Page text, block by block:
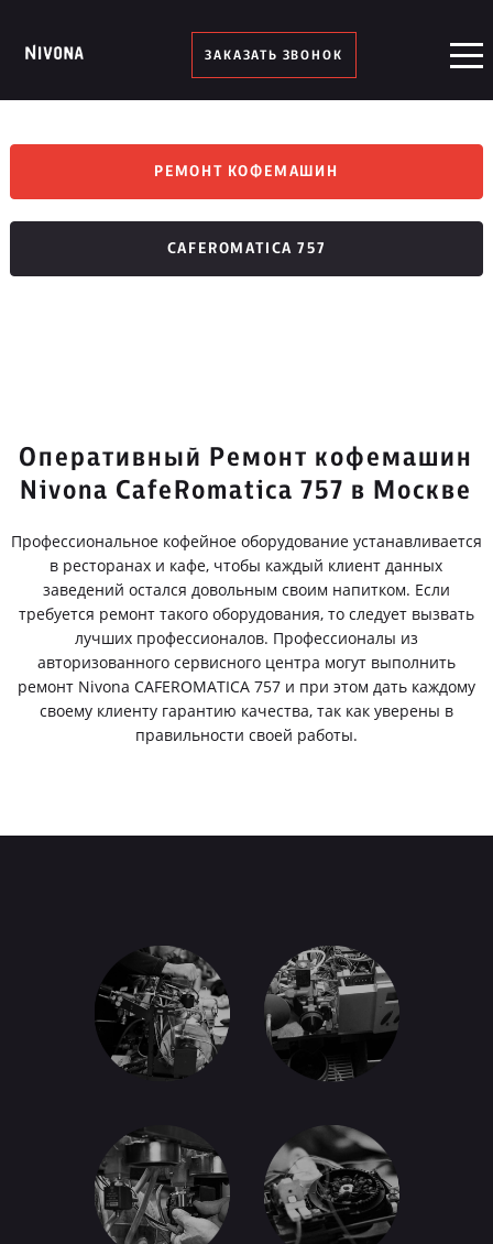
ЗАКАЗАТЬ ЗВОНОК
РЕМОНТ КОФЕМАШИН
CAFEROMATICA 757
Оперативный Ремонт кофемашин
Nivona CafeRomatica 757 в Москве
Профессиональное кофейное оборудование устанавливается
в ресторанах и кафе, чтобы каждый клиент данных
заведений остался довольным своим напитком. Если
требуется ремонт такого оборудования, то следует вызвать
лучших профессионалов. Профессионалы из
авторизованного сервисного центра могут выполнить
ремонт Nivona CAFEROMATICA 757 и при этом дать каждому
своему клиенту гарантию качества, так как уверены в
правильности своей работы.